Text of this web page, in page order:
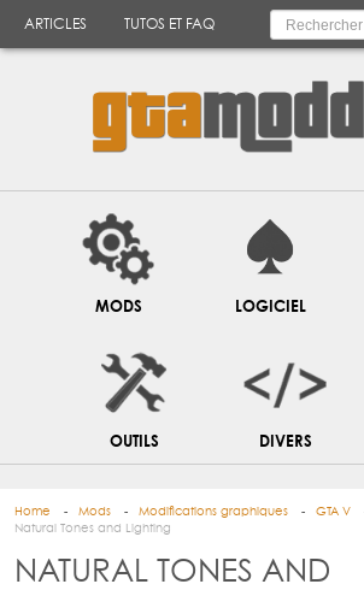
ARTICLES TUTOS ET FAQ
MODS LOGICIEL
OUTILS DIVERS
Home Mods Modifications graphiques
GTA V
Natural Tones and Lighting
NATURAL TONES AND